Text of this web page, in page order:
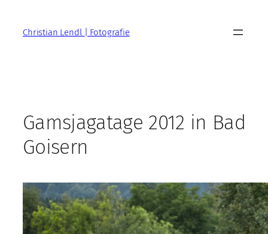
springenChristian Lendl | Fotografie
Gamsjagatage 2012 in Bad
Goisern